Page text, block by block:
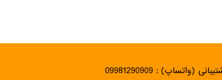
(واتساپ) : 09981290909